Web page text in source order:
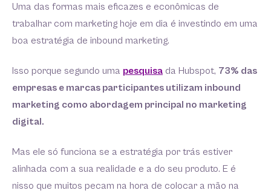
Uma das formas mais eficazes e econômicas de
trabalhar com marketing hoje em dia é investindo em uma
boa estratégia de inbound marketing.
Isso porque segundo uma pesquisa da Hubspot, 73% das
empresas e marcas participantes utilizam inbound
marketing como abordagem principal no marketing
digital.
Mas ele só funciona se a estratégia por trás estiver
alinhada com a sua realidade e a do seu produto. E é
nisso que muitos pecam na hora de colocar a mão na